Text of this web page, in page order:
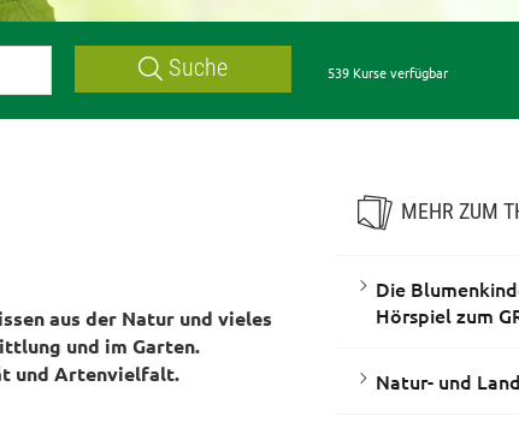
Suche 539 Kurse verfügbar
aus der Natur und vieles
und im Garten.
und Artenvielfalt.
MEHR ZUM
Die
Hörspiel zum
Natur- und